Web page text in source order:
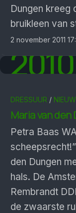
Dungen kreeg
bruikleen van
2 november 2011
2010
DRESSUUR /
Maria van den
Petra Baas
den Dungen
hals. De
Rembrandt
de zwaarste